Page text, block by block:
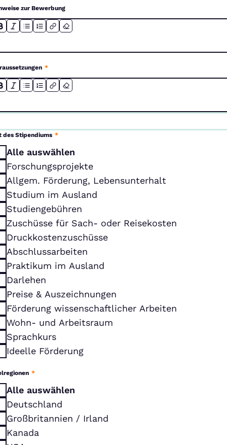
zur Bewerbung
*
des Stipendiums *
Alle auswählen
Forschungsprojekte
Allgem. Förderung, Lebensunterhalt
Studium im Ausland
Studiengebühren
Zuschüsse für Sach- oder Reisekosten
Druckkostenzuschüsse
Abschlussarbeiten
Praktikum im Ausland
Darlehen
Preise & Auszeichnungen
Förderung wissenschaftlicher Arbeiten
Wohn- und Arbeitsraum
Sprachkurs
Ideelle Förderung
*
Alle auswählen
Deutschland
Großbritannien / Irland
Kanada